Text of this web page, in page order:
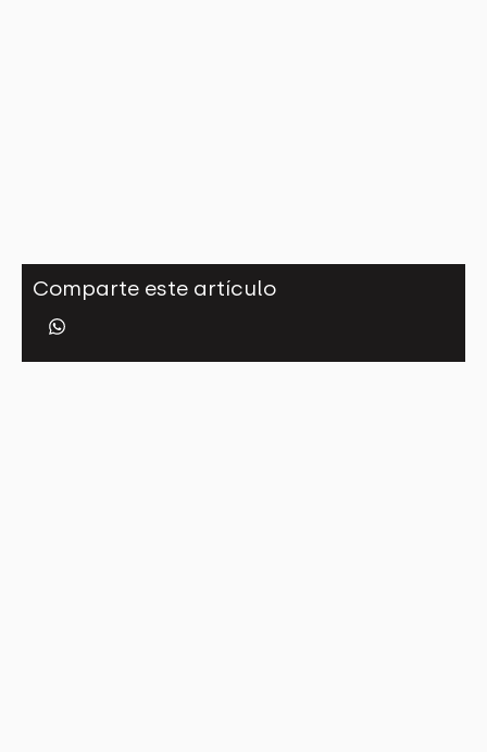
Comparte este artículo